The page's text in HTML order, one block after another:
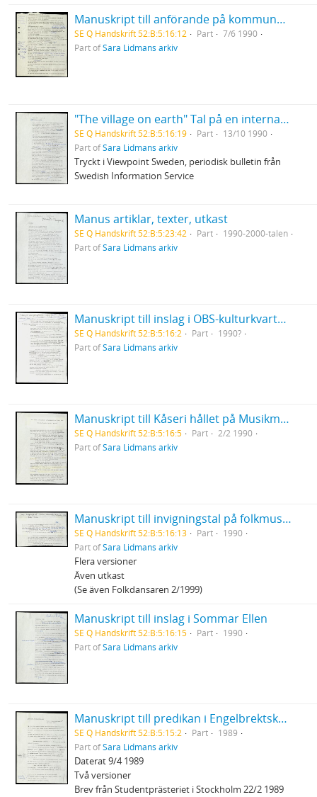
Manuskript till anförande på kommunplanerarkonferens i Skellefteå. I Norrland hava vi en stor del av Sverige
SE Q Handskrift 52:B:5:16:12 Part
7/6 1990
Part ofSara Lidmans arkiv
"The village on earth" Tal på en internationell författarfestival i Toronto, Canada
SE Q Handskrift 52:B:5:16:19 Part
13/10 1990
Part ofSara Lidmans arkiv
Tryckt i Viewpoint Sweden, periodisk bulletin från
Swedish Information Service
Manus artiklar, texter, utkast
SE Q Handskrift 52:B:5:23:42 Part
1990-2000-talen
Part ofSara Lidmans arkiv
Manuskript till inslag i OBS-kulturkvarten Rasism under pornografisk flagg
SE Q Handskrift 52:B:5:16:2 Part
1990?
Part ofSara Lidmans arkiv
Manuskript till Kåseri hållet på Musikmuseet "När mina farmödrar möttes i Burundi"
SE Q Handskrift 52:B:5:16:5 Part
2/2 1990
Part ofSara Lidmans arkiv
Manuskript till invigningstal på folkmusikfestivalen i Falun
SE Q Handskrift 52:B:5:16:13 Part
1990
Part ofSara Lidmans arkiv
Flera versioner
Även utkast
(Se även Folkdansaren 2/1999)
Manuskript till inslag i Sommar Ellen
SE Q Handskrift 52:B:5:16:15 Part
1990
Part ofSara Lidmans arkiv
Manuskript till predikan i Engelbrektskyrkan
SE Q Handskrift 52:B:5:15:2 Part
1989
Part ofSara Lidmans arkiv
Daterat 9/4 1989
Två versioner
Brev från Studentprästeriet i Stockholm 22/2 1989